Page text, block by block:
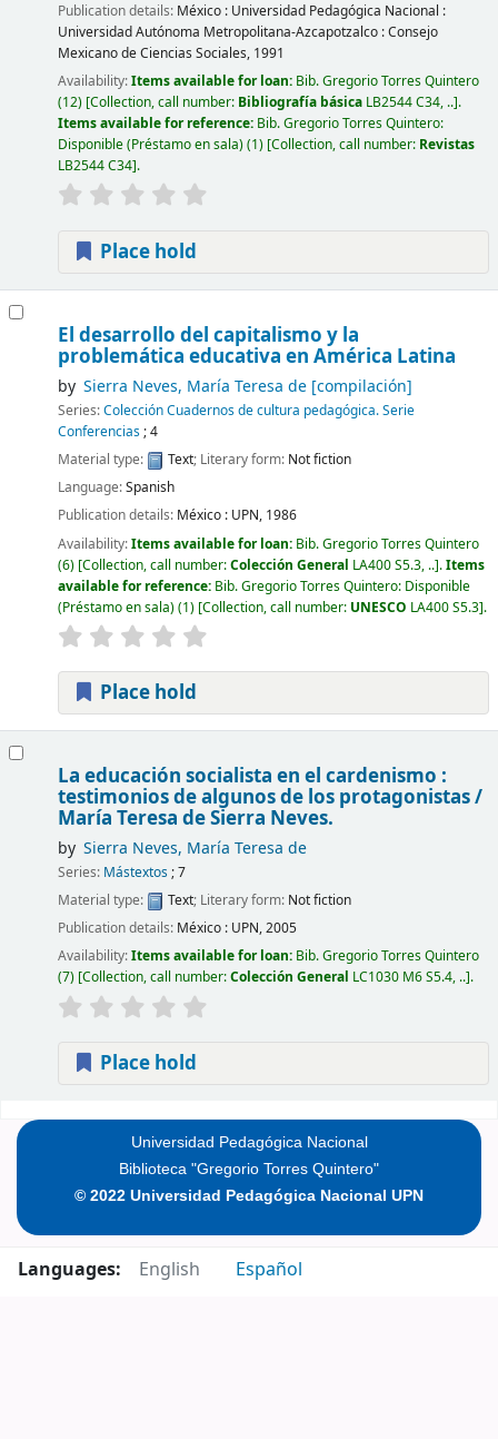
Publication details: México : Universidad Pedagógica Nacional :
Universidad Autónoma Metropolitana-Azcapotzalco : Consejo
Mexicano de Ciencias Sociales, 1991
Availability:Items available for loan: Bib. Gregorio Torres Quintero
(12) Collection, call number: Bibliografía básica LB2544 C34, .. .
Items available for reference: Bib. Gregorio Torres Quintero:
Disponible (Préstamo en sala)(1) Collection, call number: Revistas
LB2544 C34 .
Place hold
El desarrollo del capitalismo y la
problemática educativa en América Latina
by Sierra Neves, María Teresa de[compilación]
Series:Colección Cuadernos de cultura pedagógica. Serie
Conferencias; 4
Material type:
Text; Literary form: Not fiction
Language:Spanish
Publication details: México : UPN, 1986
Availability:Items available for loan: Bib. Gregorio Torres Quintero
(6) Collection, call number:Colección General LA400 S5.3, .. .Items
available for reference: Bib. Gregorio Torres Quintero: Disponible
(Préstamo en sala)(1) Collection, call number: UNESCO LA400 S5.3 .
Place hold
La educación socialista en el cardenismo :
testimonios de algunos de los protagonistas /
María Teresa de Sierra Neves.
by Sierra Neves, María Teresa de
Series: Mástextos; 7
Material type:
Text; Literary form: Not fiction
Publication details: México : UPN,2005
Availability:Items available for loan: Bib. Gregorio Torres Quintero
(7) Collection, call number:Colección General LC1030 M6 S5.4, .. .
Place hold
Universidad Pedagógica Nacional
Biblioteca "Gregorio Torres Quintero"
© 2022 Universidad Pedagógica Nacional UPN
Languages: English Español